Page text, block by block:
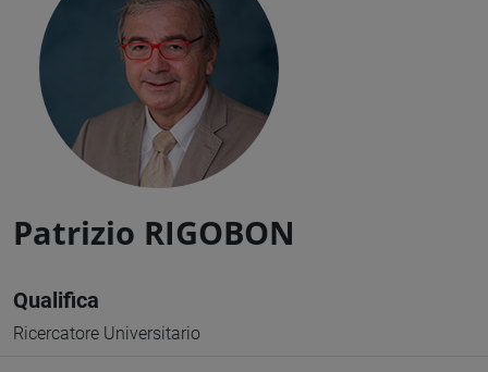
Patrizio RIGOBON
Qualifica
Ricercatore Universitario